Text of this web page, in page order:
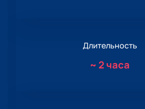
Длительность
~ 2 часа